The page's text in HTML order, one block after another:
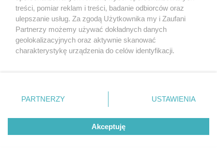
O nas
treści, pomiar reklam i treści, badanie odbiorców oraz
ulepszanie usług. Za zgodą Użytkownika my i Zaufani
Partnerzy możemy używać dokładnych danych
geolokalizacyjnych oraz aktywnie skanować
charakterystykę urządzenia do celów identyfikacji.
zmienić/wycofać klikając przycisk ustawień prywatności
znajdujący się w lewym dolnym rogu strony
rodzaje przetwarzania danych nie wymagają zgody
użytkownika, ale masz prawo sprzeciwić się takiemu
przetwarzaniu. Preferencje będą miały zastosowanie tylko
PARTNERZY USTAWIENIA
Akceptuję